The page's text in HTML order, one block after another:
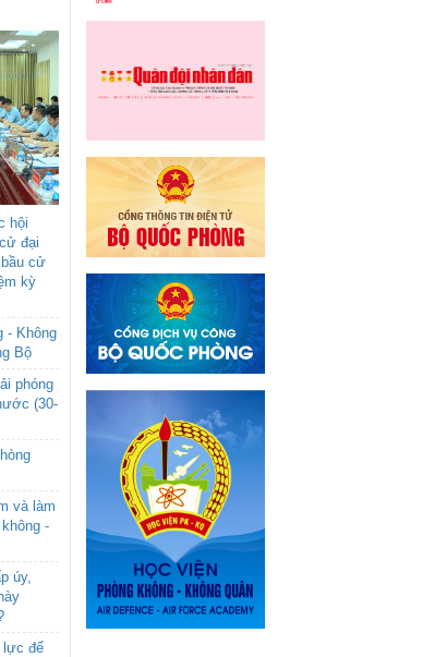
hội
đại
cử
kỳ
- Không
Bộ
phóng
(30-
và làm
-
úy,
lực để